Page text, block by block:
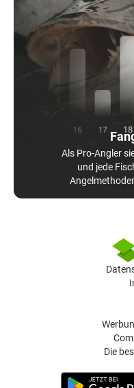
Als Pro-Angler
und jede
Die